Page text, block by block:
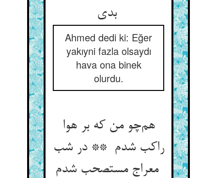
بدی
Ahmed dedi ki: Eğer
yakıyni fazla olsaydı
hava ona binek
olurdu.
هم‌چو من که بر هوا
راکب شدم ** در شب
معراج مستصحب شدم